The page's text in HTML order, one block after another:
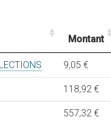
Montant
9,05 €
118,92 €
557,32 €